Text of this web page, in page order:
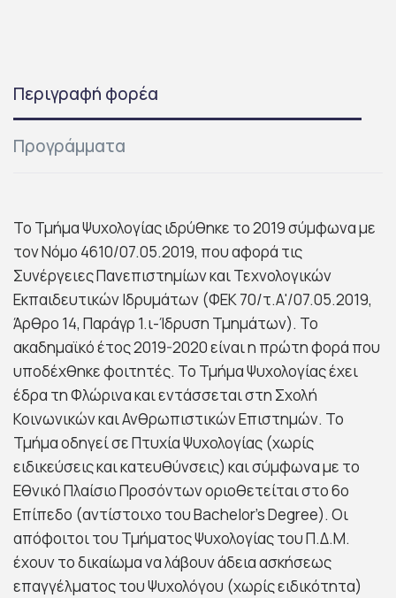
Περιγραφή φορέα
Προγράμματα
Το Τμήμα Ψυχολογίας ιδρύθηκε το 2019 σύμφωνα με
τον Νόμο 4610/07.05.2019, που αφορά τις
Συνέργειες Πανεπιστημίων και Τεχνολογικών
Εκπαιδευτικών Ιδρυμάτων (ΦΕΚ 70/τ.Α'/07.05.2019,
Άρθρο 14, Παράγρ 1.ι-Ίδρυση Τμημάτων). Το
ακαδημαϊκό έτος 2019-2020 είναι η πρώτη φορά που
υποδέχθηκε φοιτητές. Το Τμήμα Ψυχολογίας έχει
έδρα τη Φλώρινα και εντάσσεται στη Σχολή
Κοινωνικών και Ανθρωπιστικών Επιστημών. Το
Τμήμα οδηγεί σε Πτυχία Ψυχολογίας (χωρίς
ειδικεύσεις και κατευθύνσεις) και σύμφωνα με το
Εθνικό Πλαίσιο Προσόντων οριοθετείται στο 6ο
Επίπεδο (αντίστοιχο του Bachelor’s Degree). Οι
απόφοιτοι του Τμήματος Ψυχολογίας του Π.Δ.Μ.
έχουν το δικαίωμα να λάβουν άδεια ασκήσεως
επαγγέλματος του Ψυχολόγου (χωρίς ειδικότητα)